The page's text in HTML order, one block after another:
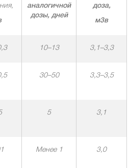
аналогичной
дозы, дней
доза,
м3в
10–13 3,1–3,3
30–50 3,3–3,5
5 3,1
Менее 1 3,0